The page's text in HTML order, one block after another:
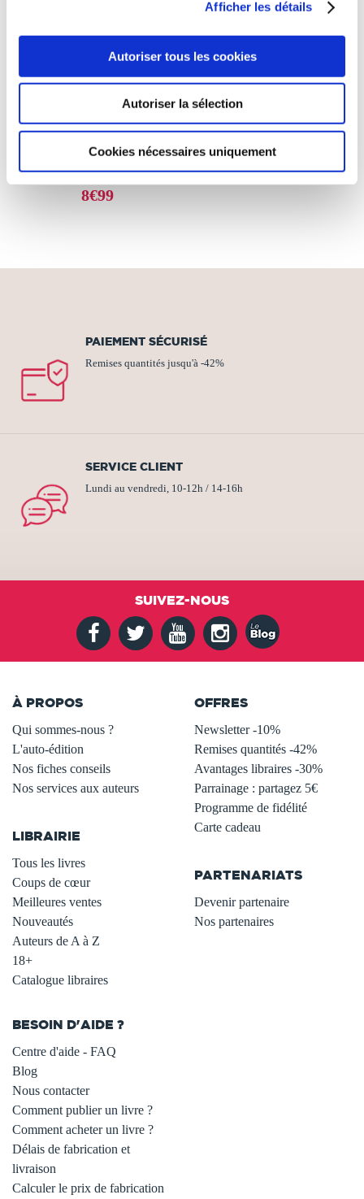
Afficher les détails
Autoriser tous les cookies
Autoriser la sélection
Cookies nécessaires uniquement
(0 avis)
Colin Timaxian
COURTS RÉCITS
POUR GRANDS
LECTEURS
Contes & légendes
8€99
PAIEMENT SÉCURISÉ
Remises quantités jusqu'à -42%
SERVICE CLIENT
Lundi au vendredi, 10-12h / 14-16h
SUIVEZ-NOUS
À PROPOS
Qui sommes-nous ?
L'auto-édition
Nos fiches conseils
Nos services aux auteurs
LIBRAIRIE
Tous les livres
Coups de cœur
Meilleures ventes
Nouveautés
Auteurs de A à Z
18+
Catalogue libraires
OFFRES
Newsletter -10%
Remises quantités -42%
Avantages libraires -30%
Parrainage : partagez 5€
Programme de fidélité
Carte cadeau
PARTENARIATS
Devenir partenaire
Nos partenaires
BESOIN D'AIDE ?
Centre d'aide - FAQ
Blog
Nous contacter
Comment publier un livre ?
Comment acheter un livre ?
Délais de fabrication et
livraison
Calculer le prix de fabrication